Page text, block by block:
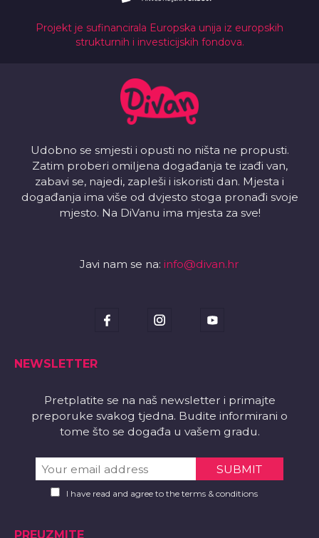
Projekt je sufinancirala Europska unija iz europskih
strukturnih i investicijskih fondova.
Udobno se smjesti i opusti no ništa ne propusti.
Zatim proberi omiljena događanja te izađi van,
zabavi se, najedi, zapleši i iskoristi dan. Mjesta i
događanja ima više od dvjesto stoga pronađi svoje
mjesto. Na DiVanu ima mjesta za sve!
Javi nam se na: info@divan.hr
NEWSLETTER
Pretplatite se na naš newsletter i primajte
preporuke svakog tjedna. Budite informirani o
tome što se događa u vašem gradu.
I have read and agree to the terms & conditions
PREUZMITE